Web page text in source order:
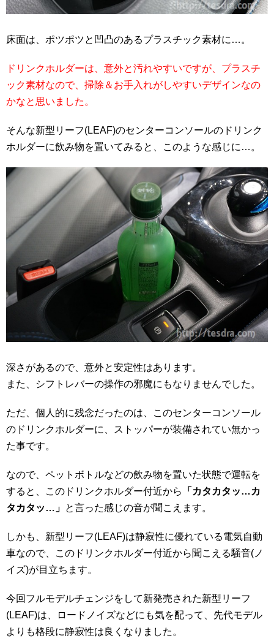
床面は、ポツポツと凹凸のあるプラスチック素材に…。
ドリンクホルダーは、意外と汚れやすいですが、プラスチ
ック素材なので、掃除＆お手入れがしやすいデザインなの
かなと思いました。
そんな新型リーフ(LEAF)のセンターコンソールのドリンク
ホルダーに飲み物を置いてみると、このような感じに…。
深さがあるので、意外と安定性はあります。
また、シフトレバーの操作の邪魔にもなりませんでした。
ただ、個人的に残念だったのは、このセンターコンソール
のドリンクホルダーに、ストッパーが装備されてい無かっ
た事です。
なので、ペットボトルなどの飲み物を置いた状態で運転を
すると、このドリンクホルダー付近から
「カタカタッ…カ
タカタッ…」 と言った感じの音が聞こえます。
しかも、新型リーフ(LEAF)は静寂性に優れている電気自動
車なので、このドリンクホルダー付近から聞こえる騒音(ノ
イズ)が目立ちます。
今回フルモデルチェンジをして新発売された新型リーフ
(LEAF)は、ロードノイズなどにも気を配って、先代モデル
よりも格段に静寂性は良くなりました。